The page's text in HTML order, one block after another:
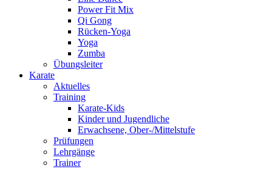
Power Fit Mix
Qi Gong
Rücken-Yoga
Yoga
Zumba
Übungsleiter
Karate
Aktuelles
Training
Karate-Kids
Kinder und Jugendliche
Erwachsene, Ober-/Mittelstufe
Prüfungen
Lehrgänge
Trainer